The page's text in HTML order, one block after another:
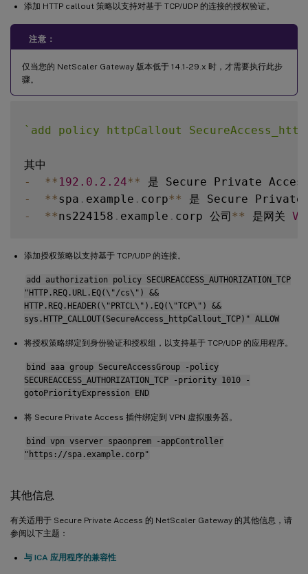
添加 HTTP callout 策略以支持对基于 TCP/UDP 的连接的授权验证。
注意：
仅当您的 NetScaler Gateway 版本低于 14.1-29.x 时，才需要执行此步
骤。
` add policy httpCallout
-
** 192.0 .2 .24**
是 Secure Private
-
**spa . example . corp**
是 Secure Private
-
**ns224158 . example . corp 公司 ** 是网关
添加授权策略以支持基于 TCP/UDP 的连接。
add authorization policy SECUREACCESS_AUTHORIZATION_TCP
"HTTP.REQ.URL.EQ(\"/cs\") &&
HTTP.REQ.HEADER(\"PRTCL\").EQ(\"TCP\") &&
sys.HTTP_CALLOUT(SecureAccess_httpCallout_TCP)" ALLOW
将授权策略绑定到身份验证和授权组，以支持基于 TCP/UDP 的应用程序。
bind aaa group SecureAccessGroup -policy
SECUREACCESS_AUTHORIZATION_TCP -priority 1010 -
gotoPriorityExpression END
将 Secure Private Access 插件绑定到 VPN 虚拟服务器。
bind vpn vserver spaonprem -appController
"https://spa.example.corp"
其他信息
有关适用于 Secure Private Access 的 NetScaler Gateway 的其他信息，请
参阅以下主题：
与 ICA 应用程序的兼容性